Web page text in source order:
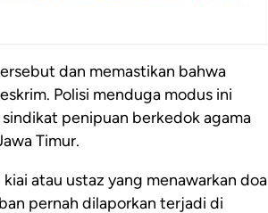
dan memastikan bahwa
Polisi menduga modus ini
penipuan berkedok agama
Timur.
atau ustaz yang menawarkan doa
pernah dilaporkan terjadi di